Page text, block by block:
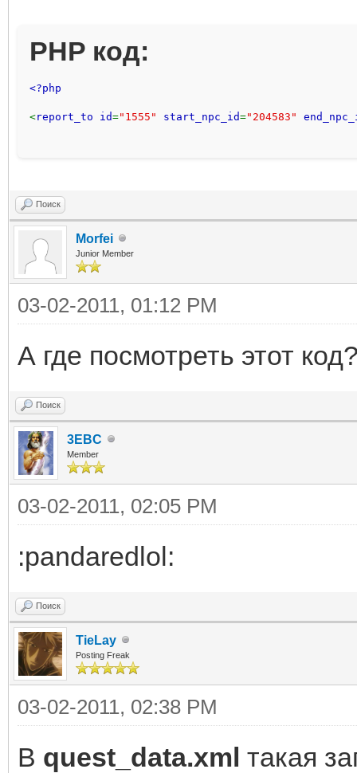
PHP код:
<?php
<report_to id="1555" start_npc_id="204583"
Поиск
Morfei
Junior Member
03-02-2011, 01:12 PM
А где посмотреть этот
Поиск
3EBC
Member
03-02-2011, 02:05 PM
:pandaredlol:
Поиск
TieLay
Posting Freak
03-02-2011, 02:38 PM
В quest_data.xml такая